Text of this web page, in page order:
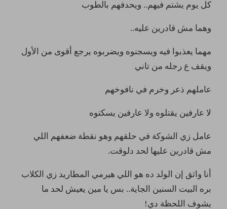
كل يوم يشتم فيهم.. ويحدفهم بالطوب
وهما مش قادرين عليه..
مهما يعذبوا فيه ويسجنوه ويضربوه يرجع أقوى من الأول
ويقف ع رجله من تاني
عاملهم ذعر وخرم في نافوخهم
لا عارفين يقتلوه ولا عارفين يسكتوه
عامل زي الشوكة في حلقهم وهو نقطة ضعفهم اللي
مش قادرين عليها لحد دلوقت.
أنا واثق إن الولد ده هو اللي هيرمي المطاريد زي الكلاب
بره البيت السنين الجاية.. بس يا مين يعيش لحد ما
يشوف اللحظة دي!